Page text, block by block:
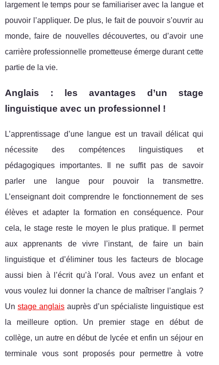
largement le temps pour se familiariser avec la langue et
pouvoir l’appliquer. De plus, le fait de pouvoir s’ouvrir au
monde, faire de nouvelles découvertes, ou d’avoir une
carrière professionnelle prometteuse émerge durant cette
partie de la vie.
Anglais : les avantages d’un stage
linguistique avec un professionnel !
L’apprentissage d’une langue est un travail délicat qui
nécessite des compétences linguistiques et
pédagogiques importantes. Il ne suffit pas de savoir
parler une langue pour pouvoir la transmettre.
L’enseignant doit comprendre le fonctionnement de ses
élèves et adapter la formation en conséquence. Pour
cela, le stage reste le moyen le plus pratique. Il permet
aux apprenants de vivre l’instant, de faire un bain
linguistique et d’éliminer tous les facteurs de blocage
aussi bien à l’écrit qu’à l’oral. Vous avez un enfant et
vous voulez lui donner la chance de maîtriser l’anglais ?
Un stage anglaisauprès d’un spécialiste linguistique est
la meilleure option. Un premier stage en début de
collège, un autre en début de lycée et enfin un séjour en
terminale vous sont proposés pour permettre à votre